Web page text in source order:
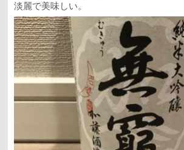
淡麗で美味しい。